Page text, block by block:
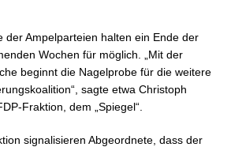
der Ampelparteien halten ein Ende der
Wochen für möglich. „Mit der
beginnt die Nagelprobe für die weitere
sagte etwa Christoph
Fraktion, dem „Spiegel“.
signalisieren Abgeordnete, dass der